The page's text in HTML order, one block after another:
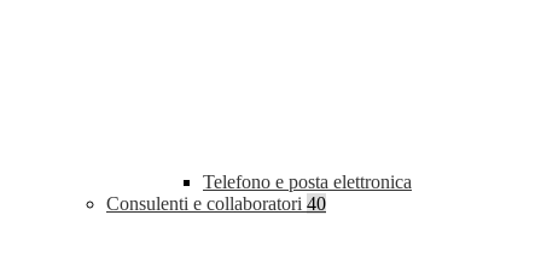
Telefono e posta elettronica
Consulenti e collaboratori 40